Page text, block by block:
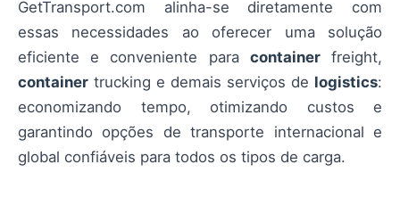
GetTransport.com alinha-se diretamente com
essas necessidades ao oferecer uma solução
eficiente e conveniente para containerfreight,
container trucking e demais serviços de logistics:
economizando tempo, otimizando custos e
garantindo opções de transporte internacional e
global confiáveis para todos os tipos de carga.